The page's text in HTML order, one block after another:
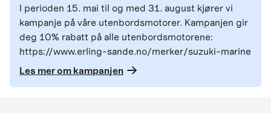
I perioden 15. mai til og med 31. august kjører vi
kampanje på våre utenbordsmotorer. Kampanjen gir
deg 10% rabatt på alle utenbordsmotorene:
https://www.erling-sande.no/merker/suzuki-marine
Les mer om kampanjen